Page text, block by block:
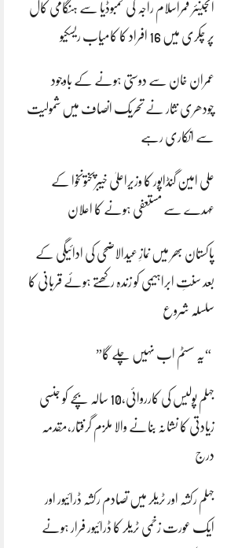
انجینئر قمراسلام راجہ کی کمبوڈیا سے ہنگامی کال
پر چکری میں 16 افراد کا کامیاب ریسکیو
عمران خان سے دوستی ہونے کے باوجود
چودھری نثار نے تحریک انصاف میں شمولیت
سے انکاری رہے
علی امین گنڈاپور کا وزیراعلیٰ خیبرپختونخوا کے
عہدے سے مستعفی ہونے کا اعلان
پاکستان بھر میں نمازِ عیدالاضحی کی ادائیگی کے
بعد سنتِ ابراہیمی کو زندہ رکھتے ہوئے قربانی کا
سلسلہ شروع
“یہ سسٹم اب نہیں چلے گا”
جہلم پولیس کی کارروائی،10 سالہ بچے کو جنسی
زیادتی کا نشانہ بنانے والا ملزم گرفتار،مقدمہ
درج
جہلم رکشہ اور ٹریلر میں تصادم رکشہ ڈرائیور اور
ایک عورت زخمی ٹریلر کا ڈرائیور فرار ہونے